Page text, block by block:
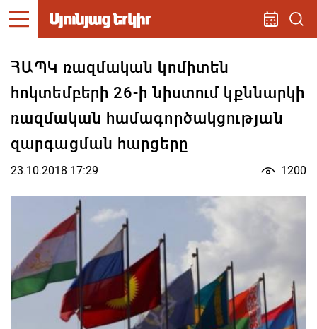
ՀԱՊԿ ռազմական կոմիտեն
հոկտեմբերի 26-ի նիստում կքննարկի
ռազմական համագործակցության
զարգացման հարցերը
23.10.2018 17:29 1200